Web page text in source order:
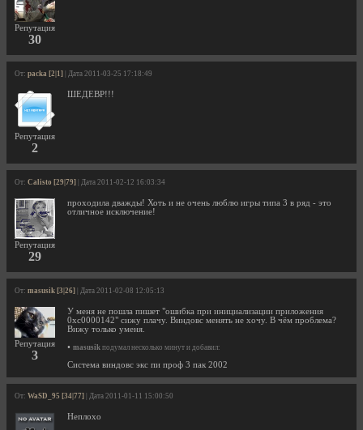
Репутация
30
От: packa [2|1] | Дата 2011-03-25 17:18:49
Репутация
2
ШЕДЕВР!!!
От: Calisto [29|79] | Дата 2011-02-12 16:03:34
Репутация
29
проходила дважды! Хоть и не очень люблю игры типа 3 в ряд - это
отличное исключение!
От: masusik [3|26] | Дата 2011-02-08 12:05:13
Репутация
3
У меня не пошла пишет "ошибка при инициализации приложения
0xc0000142" сижу плачу. Виндовс менять не хочу. В чём проблема?
Вижу только уменя.
• masusik подумал несколько минут и добавил:
Система виндовс экс пи проф 3 пак 2002
От: WaSD_95 [34|77] | Дата 2011-01-11 15:00:50
Неплохо